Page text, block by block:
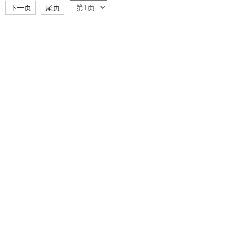
下一页 尾页